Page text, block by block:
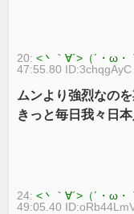
20:<丶｀∀´>（´・ω
47:55.80 ID:3chqgAyC
ムンより強烈なの
きっと毎日我々日
24:<丶｀∀´>（´・ω
49:05.40